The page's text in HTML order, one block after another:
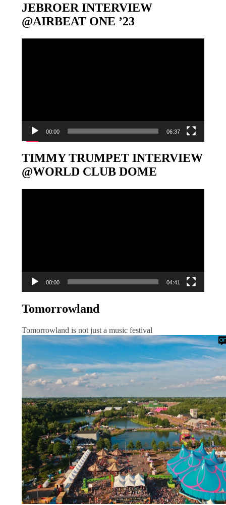
JEBROER INTERVIEW
@AIRBEAT ONE ’23
00:00 06:37
TIMMY TRUMPET INTERVIEW
@WORLD CLUB DOME
00:00 04:41
Tomorrowland
Tomorrowland is not just a music festival